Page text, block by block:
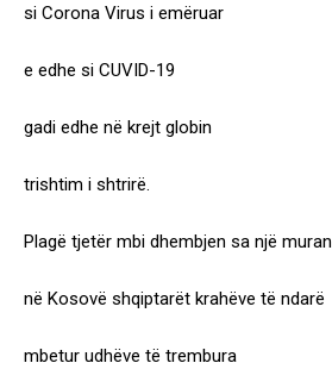
si Corona Virus i emëruar
e edhe si CUVID-19
gadi edhe në krejt globin
trishtim i shtrirë.
Plagë tjetër mbi dhembjen sa një muran
në Kosovë shqiptarët krahëve të ndarë
mbetur udhëve të trembura